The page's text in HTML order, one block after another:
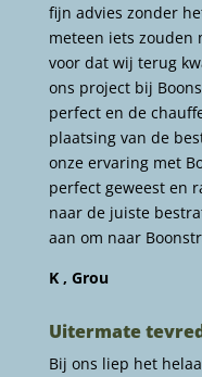
fijn advies zonder
meteen iets zouden
voor dat wij terug
ons project bij
perfect en de
plaatsing van de
onze ervaring met
perfect geweest en
naar de juiste
aan om naar
K , Grou
Uitermate
Bij ons liep het